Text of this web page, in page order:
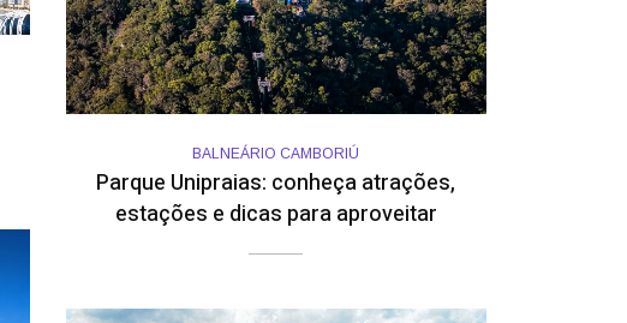
BALNEÁRIO CAMBORIÚ
Parque Unipraias: conheça atrações,
estações e dicas para aproveitar